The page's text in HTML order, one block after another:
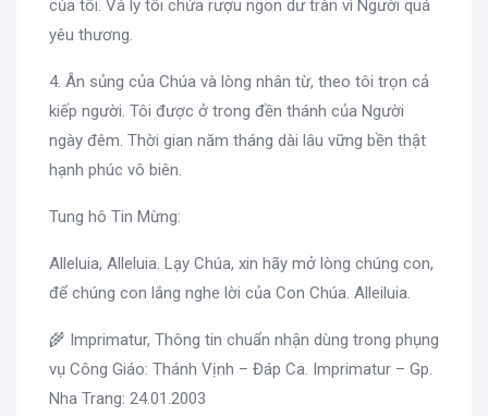
của tôi. Và ly tôi chứa rượu ngon dư tràn vì Người quá
yêu thương.
4. Ân sủng của Chúa và lòng nhân từ, theo tôi trọn cả
kiếp người. Tôi được ở trong đền thánh của Người
ngày đêm. Thời gian năm tháng dài lâu vững bền thật
hạnh phúc vô biên.
Tung hô Tin Mừng:
Alleluia, Alleluia. Lạy Chúa, xin hãy mở lòng chúng con,
để chúng con lắng nghe lời của Con Chúa. Alleiluia.
🌾 Imprimatur, Thông tin chuẩn nhận dùng trong phụng
vụ Công Giáo: Thánh Vịnh – Đáp Ca. Imprimatur – Gp.
Nha Trang: 24.01.2003